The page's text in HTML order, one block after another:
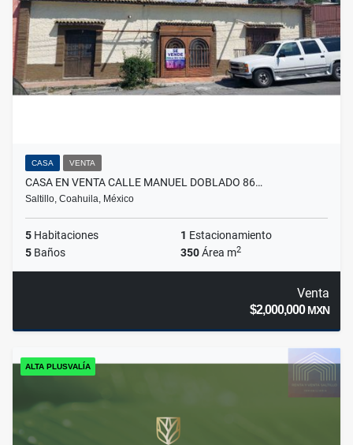
CASA VENTA
CASA EN VENTA CALLE MANUEL DOBLADO 86…
Saltillo, Coahuila, México
5 Habitaciones 1 Estacionamiento
5 Baños 350Área m2
Venta
$2,000,000MXN
ALTA PLUSVALÍA